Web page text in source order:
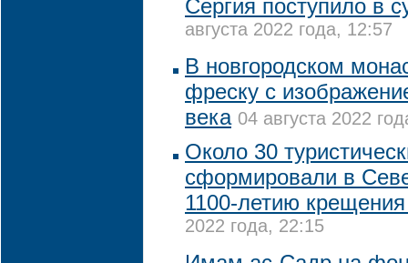
Сергия поступило в
августа 2022 года, 12:57
В новгородском
фреску с
века 04 августа 2022
Около 30
сформировали в
1100-летию
2022 года, 22:15